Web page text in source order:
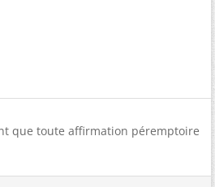
que toute affirmation péremptoire